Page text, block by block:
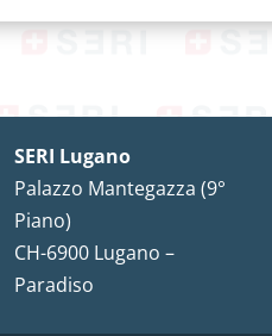
SERI Lugano
Palazzo Mantegazza (9°
Piano)
CH-6900 Lugano –
Paradiso